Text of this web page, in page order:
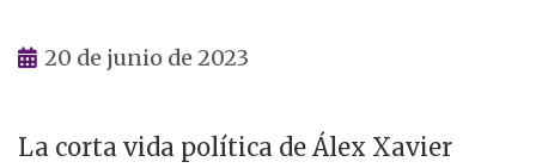
20 de junio de 2023
La corta vida política de Álex Xavier